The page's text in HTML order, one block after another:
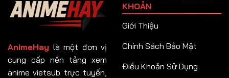
AnimeHay là một đơn vị
cung cấp nền tảng xem
anime vietsub trực tuyến,
KHOẢN
Giới Thiệu
Chính Sách Bảo Mật
Điều Khoản Sử Dụng